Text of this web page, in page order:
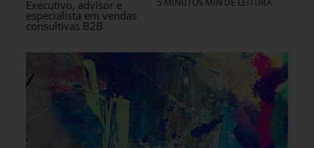
Executivo, advisor e
especialista em vendas
consultivas B2B